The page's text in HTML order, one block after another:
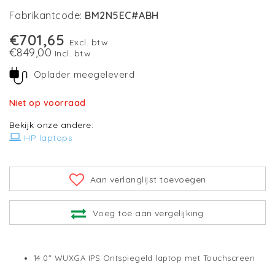
Fabrikantcode: BM2N5EC#ABH
€701,65 Excl. btw
€849,00 Incl. btw
Oplader meegeleverd
Niet op voorraad
Bekijk onze andere:
HP laptops
Aan verlanglijst toevoegen
Voeg toe aan vergelijking
14.0" WUXGA IPS Ontspiegeld laptop met Touchscreen